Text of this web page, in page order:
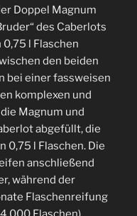
Doppel Magnum
des Caberlots
l Flaschen
den beiden
bei einer fassweisen
komplexen und
Magnum und
abgefüllt, die
0,75 l Flaschen. Die
anschließend
während der
Flaschenreifung